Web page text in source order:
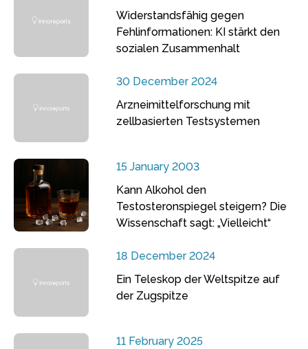
Widerstandsfähig gegen
Fehlinformationen: KI stärkt den
sozialen Zusammenhalt
30 December 2024
Arzneimittelforschung mit
zellbasierten Testsystemen
15 January 2003
Kann Alkohol den
Testosteronspiegel steigern? Die
Wissenschaft sagt: „Vielleicht“
18 December 2024
Ein Teleskop der Weltspitze auf
der Zugspitze
11 February 2025